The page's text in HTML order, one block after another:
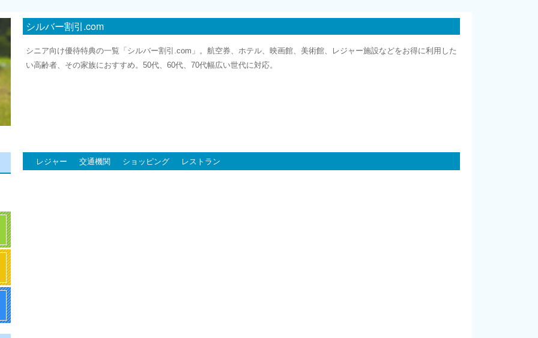
シルバー割引.com
シニア向け優待特典の一覧「シルバー割引.com」。航空券、ホテル、映画館、美術館、レジャー施設などをお得に利用した
い高齢者、その家族におすすめ。50代、60代、70代幅広い世代に対応。
レジャー 交通機関 ショッピング レストラン